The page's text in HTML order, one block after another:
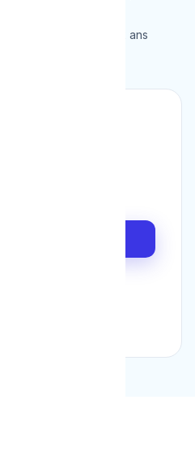
sont garanties 2 ans
?
Nos techniciens sont
pour intervenir
maintenant